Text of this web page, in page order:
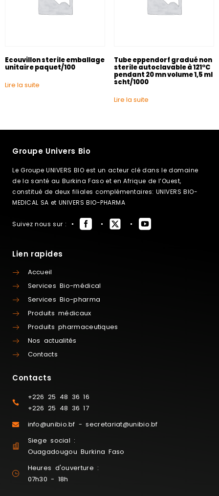
Ecouvillon sterile emballage
unitaire paquet/100
Lire la suite
Tube eppendorf gradué non
sterile autoclavable à 121°C
pendant 20 mn volume 1,5 ml
scht/1000
Lire la suite
Groupe Univers Bio
Le Groupe UNIVERS BIO est un acteur clé dans le domaine
de la santé au Burkina Faso et en Afrique de l’Ouest,
constitué de deux filiales complémentaires: UNIVERS BIO-
MEDICAL SA et UNIVERS BIO-PHARMA
Suivez nous sur :
Lien rapides
Accueil
Services Bio-médical
Services Bio-pharma
Produits médicaux
Produits pharmaceutiques
Nos actualités
Contacts
Contacts
+226 25 48 36 16
+226 25 48 36 17
info@unibio.bf - secretariat@unibio.bf
Siege social :
Ouagadougou Burkina Faso
Heures d'ouverture :
07h30 - 18h